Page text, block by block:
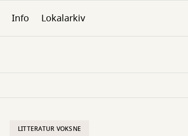
Info Lokalarkiv
LITTERATUR VOKSNE